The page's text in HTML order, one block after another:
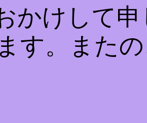
かけして
す。また